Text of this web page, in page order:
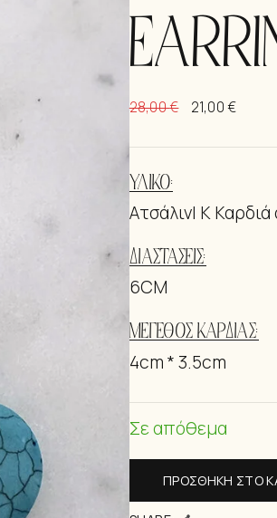
ΚΟΛΙΈ
28,00€ 21,00€
ΥΛΙΚΌ:
ΑτσάλινI K
ΔΙΑΣΤΆΣΕΙΣ:
6CM
ΜΈΓΕΘΟΣ ΚΑΡΔΙΆΣ:
4cm * 3.5cm
Σε απόθεμα
ΠΡΟΣΘΉΚΗ ΣΤΟ